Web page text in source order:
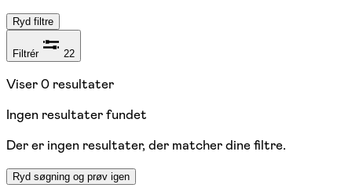
Ryd filtre
Filtrér 22
Viser0 resultater
Ingen resultater fundet
Der er ingen resultater, der matcher dine filtre.
Ryd søgning og prøv igen